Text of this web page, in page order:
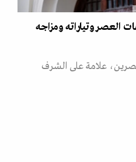
العصر وتياراته ومزاجه
علامة على الشرف